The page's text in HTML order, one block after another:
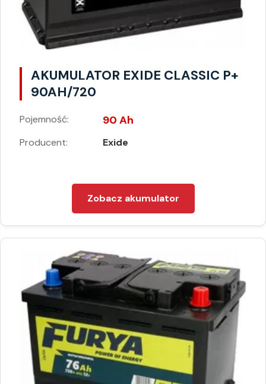
AKUMULATOR EXIDE CLASSIC P+
90AH/720
Pojemność: 90 Ah
Producent: Exide
Zobacz akumulator